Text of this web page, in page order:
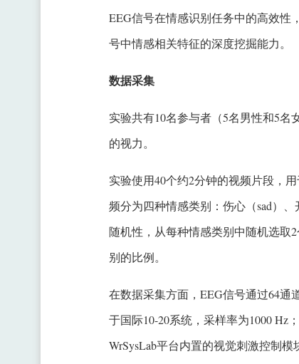
EEG信号在情感识别任务中的高效性
号中情感相关特征的深度挖掘能力。
数据采集
实验共有10名参与者（5名男性和5
的视力。
实验使用40个约2分钟的视频片段，
频分为四种情感类别：伤心（sad）
随机性，从每种情感类别中随机选取
别的比例。
在数据采集方面，EEG信号通过64通
于国际10-20系统，采样率为1000 Hz
WrSysLab平台内置的视觉刺激控制模